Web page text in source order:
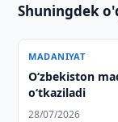
Shuningdek
MADANIYAT
O‘zbekiston
o‘tkaziladi
28/07/2026